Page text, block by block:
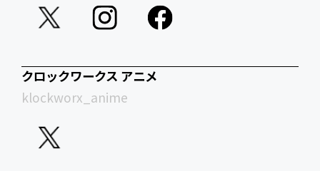
クロックワークス アニメ
klockworx_anime